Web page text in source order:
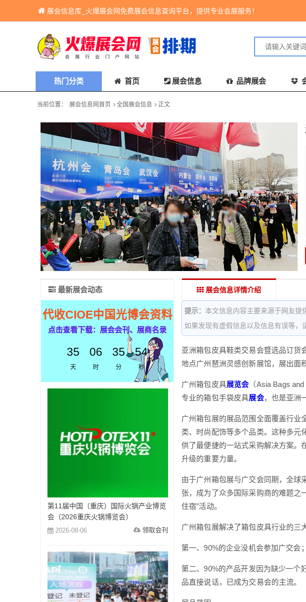
展会信息库_火爆展会网免费展会信息查询平台，提供专业会展服务！
热门分类 首页 展会信息 品牌展会
当前位置： 展会信息网首页 全国展会信息 正文
展会信息详情介绍
提示： 本文信息内容主要来源于网友提
如果发现有虚假信息以及信息有误等，
亚洲箱包皮具鞋类交易会暨选品订货
地点广州琶洲灵感创新展馆，展出面
广州箱包皮具展览会 （Asia Bags
专业的箱包手袋皮具展会，也是亚洲
广州箱包展的展品范围全面覆盖行
类、时尚配饰等多个品类。这种多元
供了最便捷的一站式采购解决方案。
升级的重要力量。
由于广州箱包展与广交会同期，全球
张，成为了众多国际采购商的难题之
住宿”活动。
广州箱包展解决了箱包皮具行业的三
第一、90%的企业没机会参加广交会
第二、90%的产品开发因为缺少一个
品直接说话，已成为交易会的主流。
最新展会动态
代收CIOE中国光博会资料
点击查看下载：展会会刊、展商名录
35
天
06
时
35
分
53
秒
第11届中国（重庆）国际火锅产业博览
会（2026重庆火锅博览会）
2026-08-06 领取会刊